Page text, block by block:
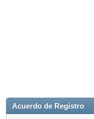
Acuerdo de Registro